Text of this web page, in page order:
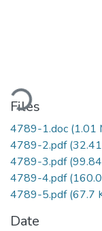
Files
4789-1.doc (1.01
4789-2.pdf
4789-3.pdf
4789-4.pdf
4789-5.pdf(67.7
Date